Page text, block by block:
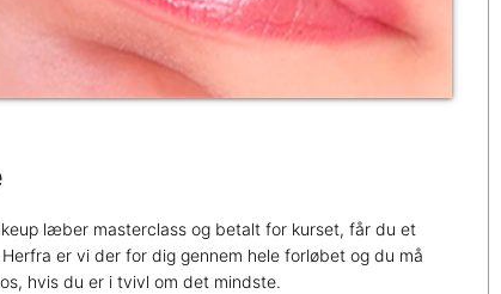
læber masterclass og betalt for kurset, får du et
er vi der for dig gennem hele forløbet og du må
hvis du er i tvivl om det mindste.